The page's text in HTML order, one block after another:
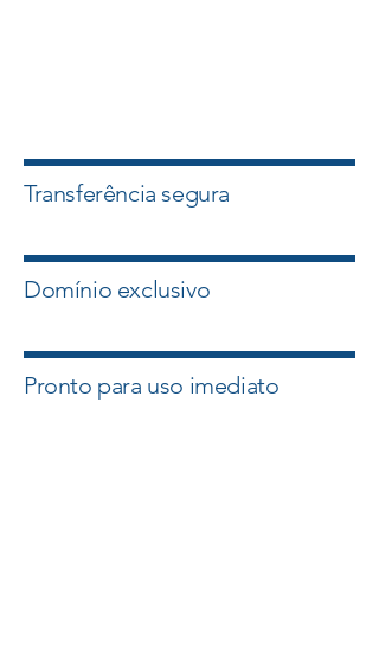
Transferência segura
Domínio exclusivo
Pronto para uso imediato